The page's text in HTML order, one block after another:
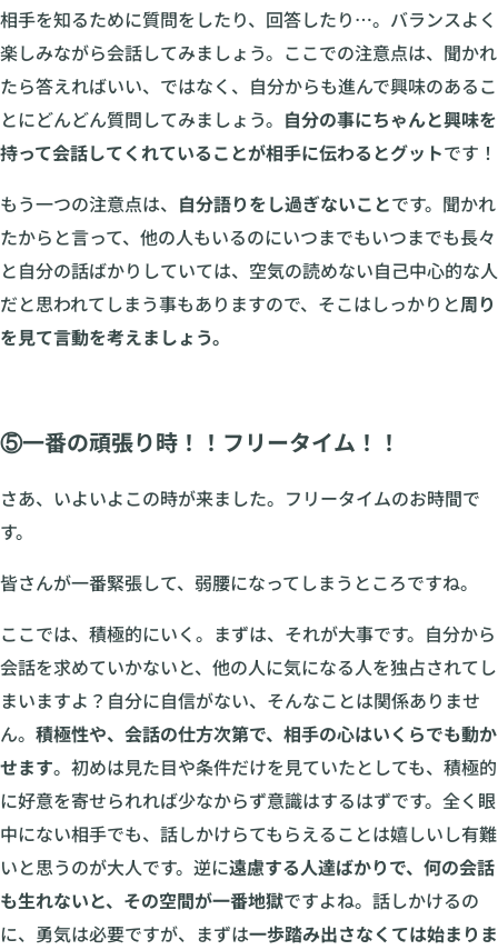
相手を知るために質問をしたり、回答したり…。バランスよく
楽しみながら会話してみましょう。ここでの注意点は、聞かれ
たら答えればいい、ではなく、自分からも進んで興味のあるこ
とにどんどん質問してみましょう。 自分の事にちゃんと興味を
持って会話してくれていることが相手に伝わるとグットです！
もう一つの注意点は、 自分語りをし過ぎないことです。聞かれ
たからと言って、他の人もいるのにいつまでもいつまでも長々
と自分の話ばかりしていては、空気の読めない自己中心的な人
だと思われてしまう事もありますので、そこはしっかりと周り
を見て言動を考えましょう。
⑤一番の頑張り時！！フリータイム！！
さあ、いよいよこの時が来ました。フリータイムのお時間で
す。
皆さんが一番緊張して、弱腰になってしまうところですね。
ここでは、積極的にいく。まずは、それが大事です。自分から
会話を求めていかないと、他の人に気になる人を独占されてし
まいますよ？自分に自信がない、そんなことは関係ありませ
ん。 積極性や、会話の仕方次第で、相手の心はいくらでも動か
せます。初めは見た目や条件だけを見ていたとしても、積極的
に好意を寄せられれば少なからず意識はするはずです。全く眼
中にない相手でも、話しかけらてもらえることは嬉しいし有難
いと思うのが大人です。逆に遠慮する人達ばかりで、何の会話
も生れないと、その空間が一番地獄ですよね。話しかけるの
に、勇気は必要ですが、まずは一歩踏み出さなくては始まりま